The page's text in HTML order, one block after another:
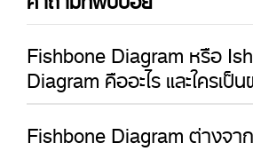
Fishbone Diagram หรือ
Diagram คืออะไร และใครเ
Fishbone Diagram ต่างจา